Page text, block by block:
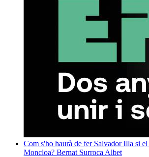
Com s'ho haurà de fer Salvador Illa si
Moncloa? Bernat Surroca Albet